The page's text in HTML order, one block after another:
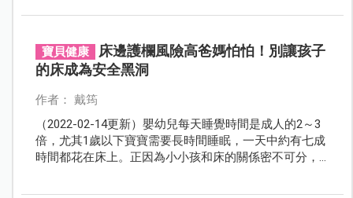
寶貝健康
床邊護欄風險高爸媽怕怕！別讓孩子
的床成為安全黑洞
作者： 戴筠
（2022-02-14更新）嬰幼兒每天睡覺時間是成人的2～3
倍，尤其1歲以下寶寶需要長時間睡眠，一天中約有七成
時間都花在床上。正因為小小孩和床的關係密不可分，